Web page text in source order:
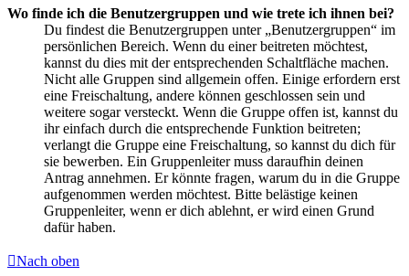
Wo finde ich die Benutzergruppen und wie trete ich ihnen bei?
Du findest die Benutzergruppen unter „Benutzergruppen“ im
persönlichen Bereich. Wenn du einer beitreten möchtest,
kannst du dies mit der entsprechenden Schaltfläche machen.
Nicht alle Gruppen sind allgemein offen. Einige erfordern erst
eine Freischaltung, andere können geschlossen sein und
weitere sogar versteckt. Wenn die Gruppe offen ist, kannst du
ihr einfach durch die entsprechende Funktion beitreten;
verlangt die Gruppe eine Freischaltung, so kannst du dich für
sie bewerben. Ein Gruppenleiter muss daraufhin deinen
Antrag annehmen. Er könnte fragen, warum du in die Gruppe
aufgenommen werden möchtest. Bitte belästige keinen
Gruppenleiter, wenn er dich ablehnt, er wird einen Grund
dafür haben.
Nach oben